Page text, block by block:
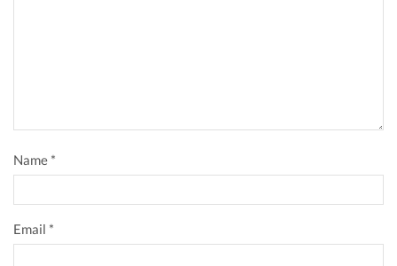
Name *
Email *